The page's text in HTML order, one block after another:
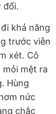
đổi.
khả năng
trước viễn
xét. Cô
mệt ra
Hùng
nức
chắc